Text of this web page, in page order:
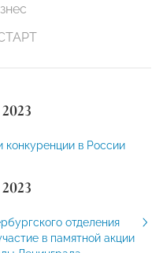
конкуренции в России
отделения
в памятной акции